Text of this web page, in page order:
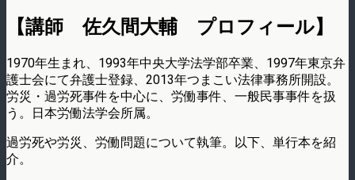
【講師 佐久間大輔 プロフィール】
1970年生まれ、1993年中央大学法学部卒業、1997年東京弁
護士会にて弁護士登録、2013年つまこい法律事務所開設。
労災・過労死事件を中心に、労働事件、一般民事事件を扱
う。日本労働法学会所属。
過労死や労災、労働問題について執筆。以下、単行本を紹
介。